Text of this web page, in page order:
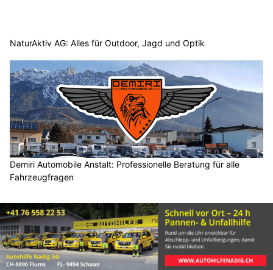
NaturAktiv AG: Alles für Outdoor, Jagd und Optik
Demiri Automobile Anstalt: Professionelle Beratung für alle
Fahrzeugfragen